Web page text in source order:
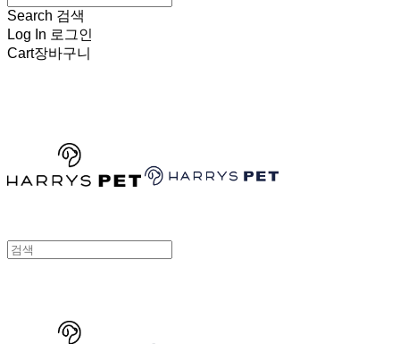
Search 검색
Log In 로그인
Cart장바구니